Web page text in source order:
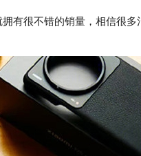
有很不错的销量，相信很